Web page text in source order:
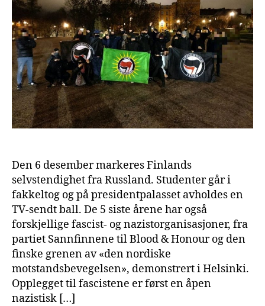
Den 6 desember markeres Finlands
selvstendighet fra Russland. Studenter går i
fakkeltog og på presidentpalasset avholdes en
TV-sendt ball. De 5 siste årene har også
forskjellige fascist- og nazistorganisasjoner, fra
partiet Sannfinnene til Blood & Honour og den
finske grenen av «den nordiske
motstandsbevegelsen», demonstrert i Helsinki.
Opplegget til fascistene er først en åpen
nazistisk […]